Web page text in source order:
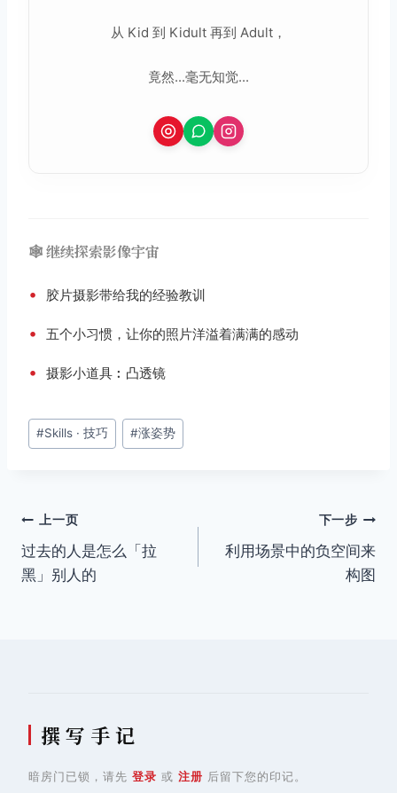
从 Kid 到 Kidult 再到 Adult，
竟然...毫无知觉...
🕸️ 继续探索影像宇宙
• 胶片摄影带给我的经验教训
• 五个小习惯，让你的照片洋溢着满满的感动
• 摄影小道具︰凸透镜
文
章
#Skills · 技巧 #涨姿势
文
章
上一页
过去的人是怎么「拉
黑」别人的
下一步
利用场景中的负空间来
构图
撰 写 手 记
暗房门已锁，请先 登录 或 注册 后留下您的印记。